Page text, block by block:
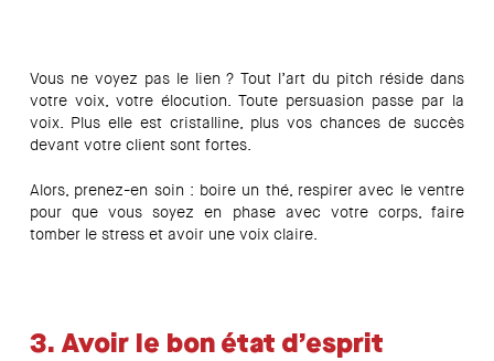
Vous ne voyez pas le lien ? Tout l’art du pitch réside dans
votre voix, votre élocution. Toute persuasion passe par la
voix. Plus elle est cristalline, plus vos chances de succès
devant votre client sont fortes.
Alors, prenez-en soin : boire un thé, respirer avec le ventre
pour que vous soyez en phase avec votre corps, faire
tomber le stress et avoir une voix claire.
3. Avoir le bon état d’esprit